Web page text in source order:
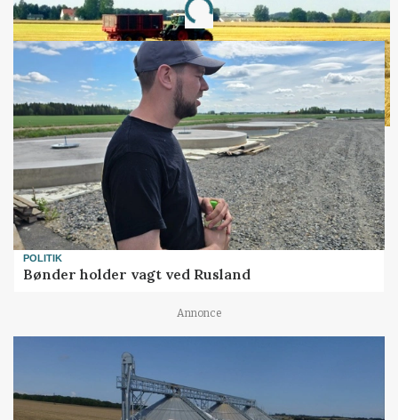
POLITIK
Bønder holder vagt ved Rusland
Annonce